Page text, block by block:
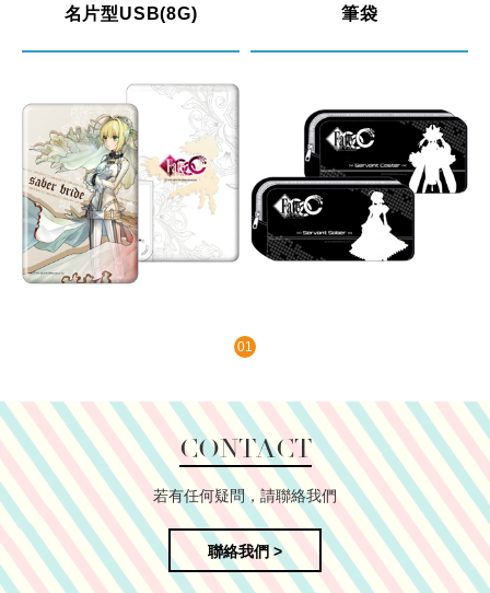
名片型USB(8G) 筆袋
01
CONTACT
若有任何疑問，請聯絡我們
聯絡我們 >